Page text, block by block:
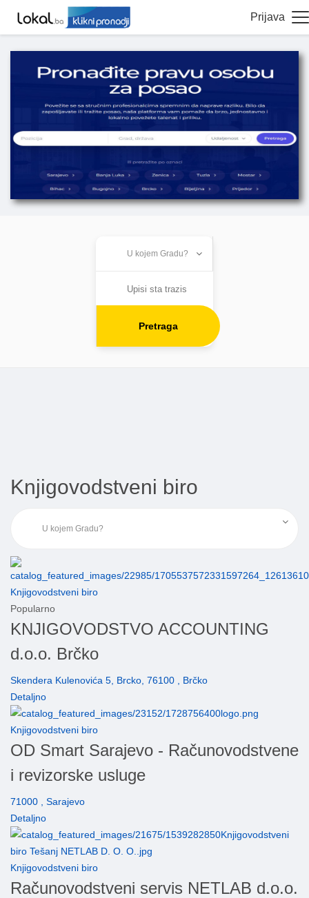
Prijava
Pretraga
Knjigovodstveni biro
Knjigovodstveni biro
Popularno
KNJIGOVODSTVO ACCOUNTING
d.o.o. Brčko
Skendera Kulenovića 5, Brcko, 76100 , Brčko
Detaljno
Knjigovodstveni biro
OD Smart Sarajevo - Računovodstvene
i revizorske usluge
71000 , Sarajevo
Detaljno
Knjigovodstveni biro
Računovodstveni servis NETLAB d.o.o.